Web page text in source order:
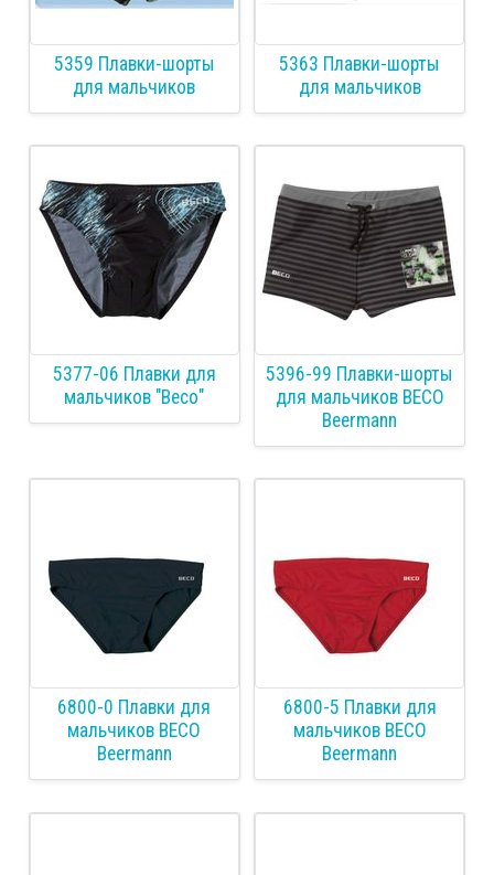
5359 Плавки-шорты
для мальчиков
5363 Плавки-шорты
для мальчиков
5377-06 Плавки для
мальчиков "Весо"
5396-99 Плавки-шорты
для мальчиков BECO
Beermann
6800-0 Плавки для
мальчиков BECO
Beermann
6800-5 Плавки для
мальчиков BECO
Beermann